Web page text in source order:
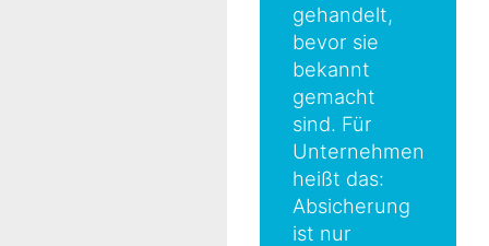
gehandelt,
bevor sie
bekannt
gemacht
sind. Für
Unternehmen
heißt das:
Absicherung
ist nur